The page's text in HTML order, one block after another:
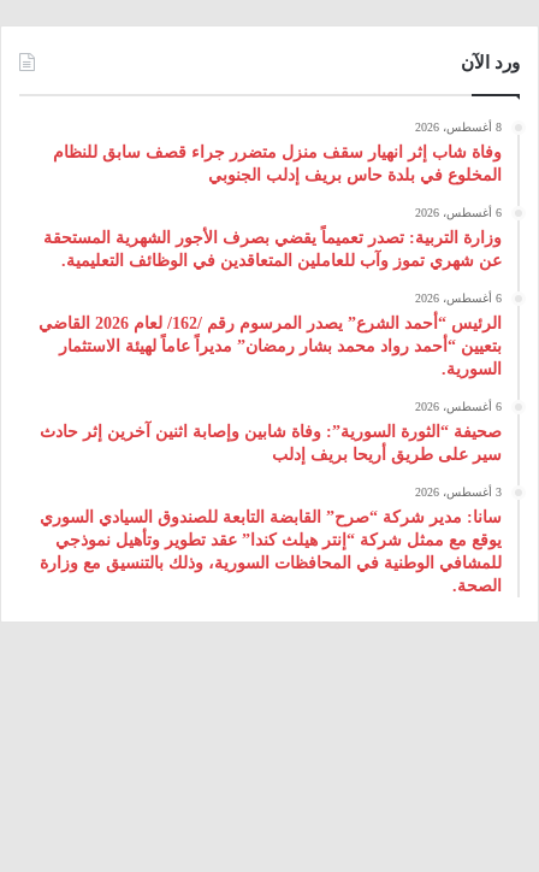
ورد الآن
8 أغسطس، 2026
وفاة شاب إثر انهيار سقف منزل متضرر جراء قصف سابق للنظام
المخلوع في بلدة حاس بريف إدلب الجنوبي
6 أغسطس، 2026
وزارة التربية: تصدر تعميماً يقضي بصرف الأجور الشهرية المستحقة
عن شهري تموز وآب للعاملين المتعاقدين في الوظائف التعليمية.
6 أغسطس، 2026
الرئيس “أحمد الشرع” يصدر المرسوم رقم /162/ لعام 2026 ‌القاضي
بتعيين “أحمد رواد محمد بشار رمضان” مديراً عاماً لهيئة ‌الاستثمار
السورية.
6 أغسطس، 2026
صحيفة “الثورة السورية”: وفاة شابين وإصابة اثنين آخرين إثر حادث
سير على طريق أريحا بريف إدلب
3 أغسطس، 2026
سانا: مدير شركة “صرح” القابضة التابعة للصندوق السيادي السوري
يوقع مع ممثل شركة “إنتر هيلث كندا” عقد تطوير وتأهيل نموذجي
للمشافي الوطنية في المحافظات السورية، وذلك بالتنسيق مع وزارة
الصحة.